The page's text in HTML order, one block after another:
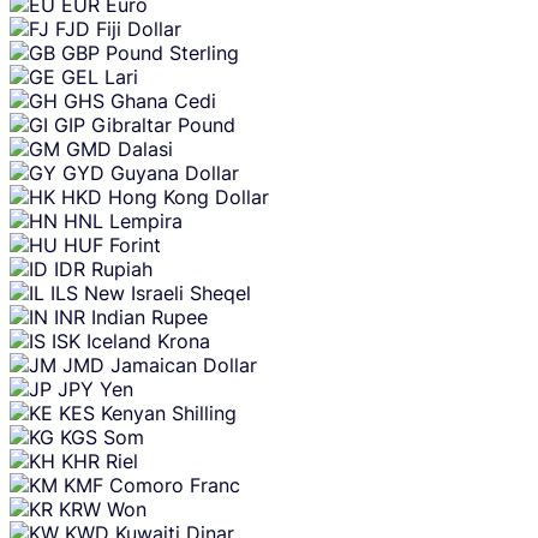
FJD Fiji Dollar
GBP Pound Sterling
GEL Lari
GHS Ghana Cedi
GIP Gibraltar Pound
GMD Dalasi
GYD Guyana Dollar
HKD Hong Kong Dollar
HNL Lempira
HUF Forint
IDR Rupiah
ILS New Israeli Sheqel
INR Indian Rupee
ISK Iceland Krona
JMD Jamaican Dollar
JPY Yen
KES Kenyan Shilling
KGS Som
KHR Riel
KMF Comoro Franc
KRW Won
KWD Kuwaiti Dinar